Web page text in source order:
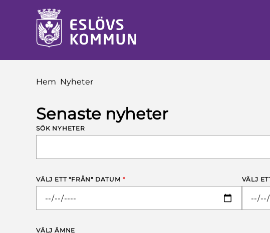
till innehåll
Du är här:
Hem Nyheter
Senaste nyheter
SÖK NYHETER
VÄLJ ETT "FRÅN" DATUM * VÄLJ
VÄLJ ÄMNE